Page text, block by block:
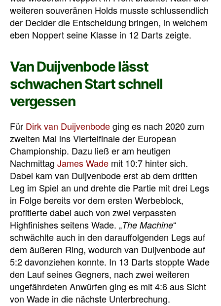
weiteren souveränen Holds musste schlussendlich
der Decider die Entscheidung bringen, in welchem
eben Noppert seine Klasse in 12 Darts zeigte.
Van Duijvenbode lässt
schwachen Start schnell
vergessen
Für Dirk van Duijvenbodeging es nach 2020 zum
zweiten Mal ins Viertelfinale der European
Championship. Dazu ließ er am heutigen
Nachmittag James Wade mit 10:7 hinter sich.
Dabei kam van Duijvenbode erst ab dem dritten
Leg im Spiel an und drehte die Partie mit drei Legs
in Folge bereits vor dem ersten Werbeblock,
profitierte dabei auch von zwei verpassten
Highfinishes seitens Wade. „The Machine“
schwächlte auch in den darauffolgenden Legs auf
dem äußeren Ring, wodurch van Duijvenbode auf
5:2 davonziehen konnte. In 13 Darts stoppte Wade
den Lauf seines Gegners, nach zwei weiteren
ungefährdeten Anwürfen ging es mit 4:6 aus Sicht
von Wade in die nächste Unterbrechung.